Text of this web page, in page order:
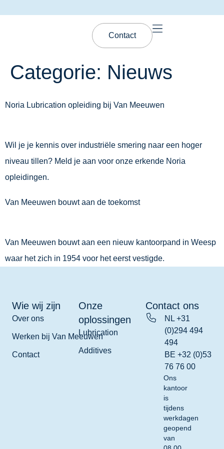
Contact
Categorie: Nieuws
Noria Lubrication opleiding bij Van Meeuwen
Wil je je kennis over industriële smering naar een hoger
niveau tillen? Meld je aan voor onze erkende Noria
opleidingen.
Van Meeuwen bouwt aan de toekomst
Van Meeuwen bouwt aan een nieuw kantoorpand in Weesp
waar het zich in 1954 voor het eerst vestigde.
Wie wij zijn
Over ons
Werken bij Van Meeuwen
Contact
Onze
oplossingen
Lubrication
Additives
Contact ons
NL +31
(0)294 494
494
BE +32 (0)53
76 76 00
Ons
kantoor
is
tijdens
werkdagen
geopend
van